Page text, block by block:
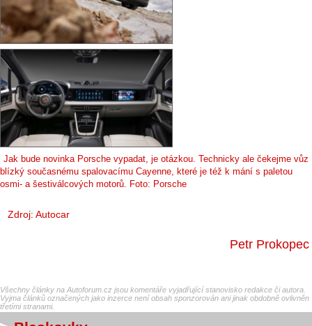
Jak bude novinka Porsche vypadat, je otázkou. Technicky ale čekejme vůz
blízký současnému spalovacímu Cayenne, které je též k mání s paletou
osmi- a šestiválcových motorů. Foto: Porsche
Zdroj: Autocar
Petr Prokopec
Všechny články na Autoforum.cz jsou komentáře vyjadřující stanovisko redakce či autora.
Vyjma článků označených jako inzerce není obsah sponzorován ani jinak obdobně ovlivněn
třetími stranami.